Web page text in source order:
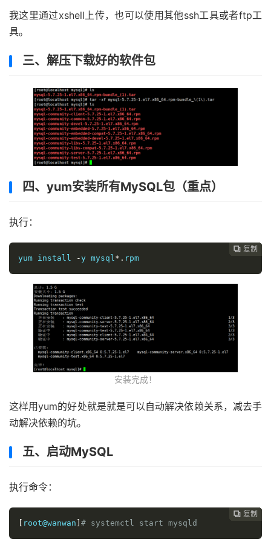
我这里通过xshell上传，也可以使用其他ssh工具或者ftp工
具。
三、解压下载好的软件包
四、yum安装所有MySQL包（重点）
执行：
 复制
 复制
 复制
 复制
 复制
 复制
 复制
 复制
yum install
-y mysql *. rpm
安装完成！
这样用yum的好处就是就是可以自动解决依赖关系，减去手
动解决依赖的坑。
五、启动MySQL
执行命令：
 复制
 复制
 复制
 复制
 复制
 复制
 复制
root@wanwan # systemctl start mysqld